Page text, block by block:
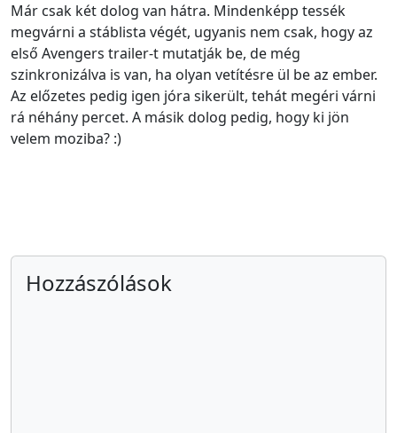
Már csak két dolog van hátra. Mindenképp tessék
megvárni a stáblista végét, ugyanis nem csak, hogy az
első Avengers trailer-t mutatják be, de még
szinkronizálva is van, ha olyan vetítésre ül be az ember.
Az előzetes pedig igen jóra sikerült, tehát megéri várni
rá néhány percet. A másik dolog pedig, hogy ki jön
velem moziba? :)
Hozzászólások